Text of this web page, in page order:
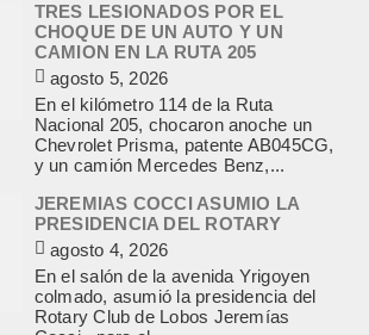
TRES LESIONADOS POR EL
CHOQUE DE UN AUTO Y UN
CAMION EN LA RUTA 205
agosto 5, 2026
En el kilómetro 114 de la Ruta
Nacional 205, chocaron anoche un
Chevrolet Prisma, patente AB045CG,
y un camión Mercedes Benz,...
JEREMIAS COCCI ASUMIO LA
PRESIDENCIA DEL ROTARY
agosto 4, 2026
En el salón de la avenida Yrigoyen
colmado, asumió la presidencia del
Rotary Club de Lobos Jeremías